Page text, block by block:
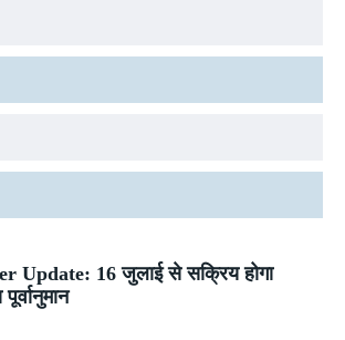
Update: 16 जुलाई से सक्रिय होगा